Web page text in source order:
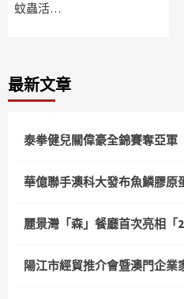
蚊蟲活…
最新文章
泰拳健兒關偉豪全錦賽奪亞軍
華億聯手澳科大發布魚鱗膠原
麗景灣「森」餐廳首次亮相「
陽江市經貿推介會暨澳門企業